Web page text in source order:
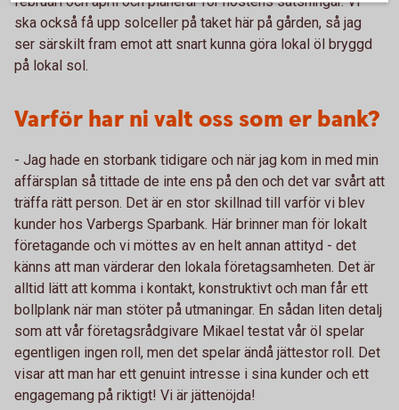
ska också få upp solceller på taket här på gården, så jag
ser särskilt fram emot att snart kunna göra lokal öl bryggd
på lokal sol.
Varför har ni valt oss som er bank?
- Jag hade en storbank tidigare och när jag kom in med min
affärsplan så tittade de inte ens på den och det var svårt att
träffa rätt person. Det är en stor skillnad till varför vi blev
kunder hos Varbergs Sparbank. Här brinner man för lokalt
företagande och vi möttes av en helt annan attityd - det
känns att man värderar den lokala företagsamheten. Det är
alltid lätt att komma i kontakt, konstruktivt och man får ett
bollplank när man stöter på utmaningar. En sådan liten detalj
som att vår företagsrådgivare Mikael testat vår öl spelar
egentligen ingen roll, men det spelar ändå jättestor roll. Det
visar att man har ett genuint intresse i sina kunder och ett
engagemang på riktigt! Vi är jättenöjda!